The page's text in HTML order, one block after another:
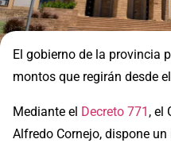
El gobierno de la provincia
montos que regirán desde
Mediante el Decreto 771 , el
Alfredo Cornejo, dispone